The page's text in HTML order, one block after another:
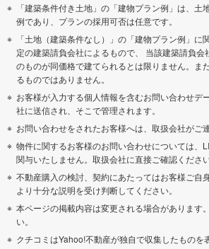
「建築条件付き土地」の「建物プラン例」は、土
例であり、プランの採用可否は任意です。
「土地（建築条件なし）」の「建物プラン例」に
定の建築請負会社によるもので、 当該建築請負会
のものが同価格で建てられるとは限りません。ま
るものではありません。
お客様が入力する個人情報を含むお問い合わせデ
社に送信され、そこで管理されます。
お問い合わせをされたお客様へは、取扱会社がご
物件に関するお客様のお問い合わせについては、
関与いたしません。取扱会社に直接ご確認ください
不動産購入の検討、契約にあたってはお客様ご自
より十分な説明を受け判断してください。
本ページの掲載内容は変更される場合があります
い。
クチコミはYahoo!不動産が独自で収集したものを